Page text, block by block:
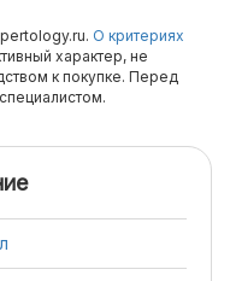
О критериях
характер, не
к покупке. Перед